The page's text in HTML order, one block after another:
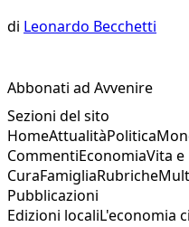
di Leonardo Becchetti
Abbonati ad Avvenire
Sezioni del sito
HomeAttualitàPolitica
CommentiEconomiaVita e
CuraFamigliaRubriche
Pubblicazioni
Edizioni localiL'economia